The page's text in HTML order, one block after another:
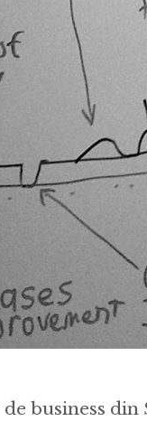
business din